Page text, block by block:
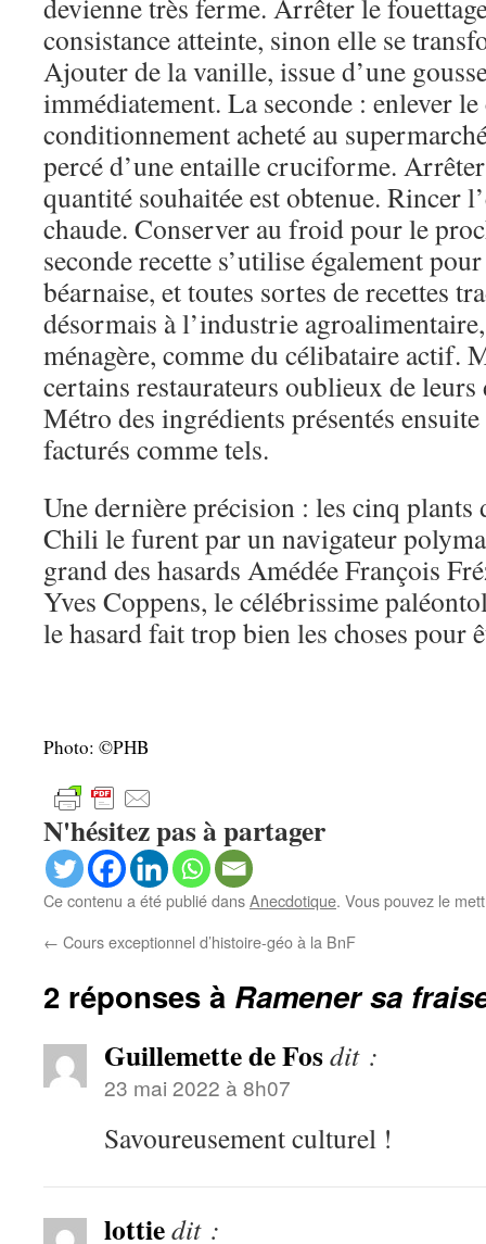
devienne très ferme. Arrêter le
consistance atteinte, sinon elle se
Ajouter de la vanille, issue d’une
immédiatement. La seconde : enlever
conditionnement acheté au
percé d’une entaille cruciforme.
quantité souhaitée est obtenue. Rincer
chaude. Conserver au froid pour le
seconde recette s’utilise également
béarnaise, et toutes sortes de recettes
désormais à l’industrie
ménagère, comme du célibataire actif.
certains restaurateurs oublieux de leurs
Métro des ingrédients présentés
facturés comme tels.
Une dernière précision : les cinq plants
Chili le furent par un navigateur
grand des hasards Amédée François
Yves Coppens, le célébrissime
le hasard fait trop bien les choses pour
Photo: ©PHB
N'hésitez pas à partager
Ce contenu a été publié dansAnecdotique. Vous pouvez le
← Cours exceptionnel d’histoire-géo à la BnF
2 réponses à Ramener sa
Guillemette de Fosdit :
23 mai 2022 à 8h07
Savoureusement culturel !
lottiedit :